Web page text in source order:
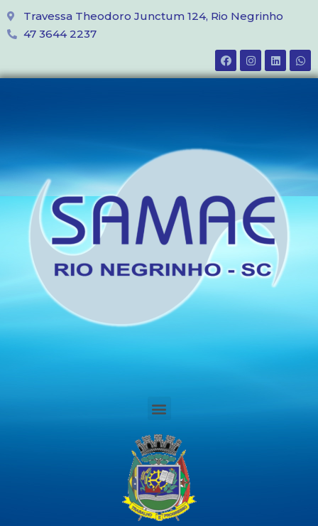
Travessa Theodoro Junctum 124, Rio Negrinho
47 3644 2237